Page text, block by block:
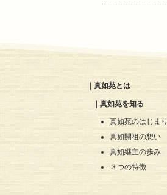
真如苑とは
真如苑を知る
真如苑のはじまり
真如開祖の想い
真如継主の歩み
３つの特徴